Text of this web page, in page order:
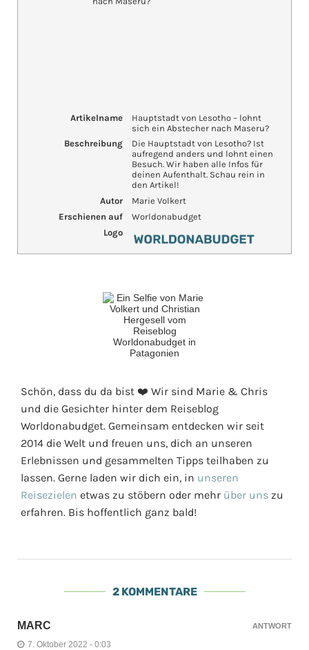
Artikelname
Hauptstadt von Lesotho – lohnt
sich ein Abstecher nach Maseru?
Beschreibung
Die Hauptstadt von Lesotho? Ist
aufregend anders und lohnt einen
Besuch. Wir haben alle Infos für
deinen Aufenthalt. Schau rein in
den Artikel!
Autor
Marie Volkert
Erschienen auf
Worldonabudget
Logo
Schön, dass du da bist ❤️ Wir sind Marie & Chris
und die Gesichter hinter dem Reiseblog
Worldonabudget. Gemeinsam entdecken wir seit
2014 die Welt und freuen uns, dich an unseren
Erlebnissen und gesammelten Tipps teilhaben zu
lassen. Gerne laden wir dich ein, in unseren
Reisezielen etwas zu stöbern oder mehr über uns zu
erfahren. Bis hoffentlich ganz bald!
2 KOMMENTARE
MARC
7. Oktober 2022 - 0:03
ANTWORT